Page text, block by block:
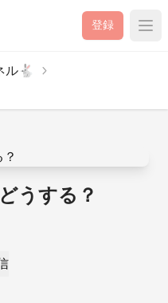
登録
ル🐇
うする？